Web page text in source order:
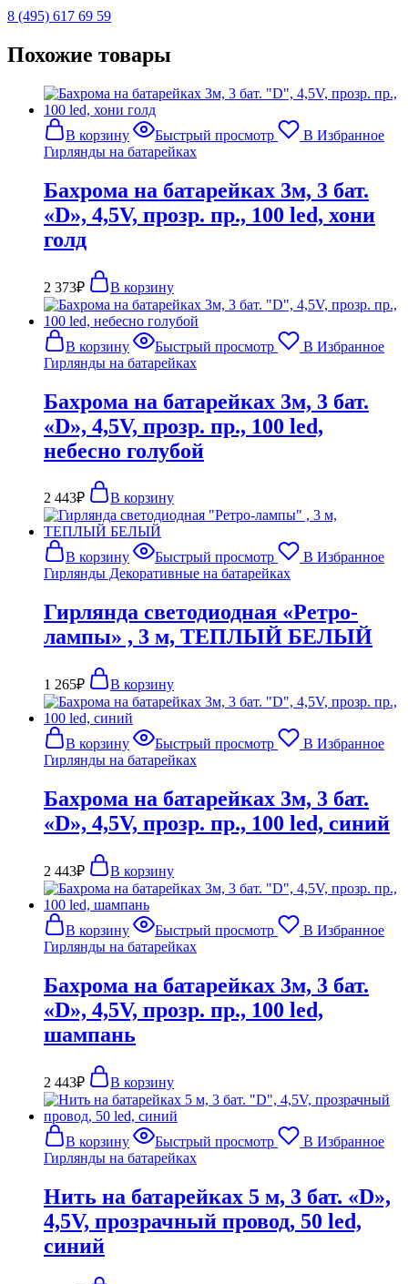
8 (495) 617 69 59
Похожие товары
В корзину Быстрый просмотр
В Избранное
Гирлянды на батарейках
Бахрома на батарейках 3м, 3 бат.
«D», 4,5V, прозр. пр., 100 led, хони
голд
2 373₽ В корзину
В корзину Быстрый просмотр
В Избранное
Гирлянды на батарейках
Бахрома на батарейках 3м, 3 бат.
«D», 4,5V, прозр. пр., 100 led,
небесно голубой
2 443₽ В корзину
В корзину Быстрый просмотр
В Избранное
Гирлянды Декоративные на батарейках
Гирлянда светодиодная «Ретро-
лампы» , 3 м, ТЕПЛЫЙ БЕЛЫЙ
1 265₽ В корзину
В корзину Быстрый просмотр
В Избранное
Гирлянды на батарейках
Бахрома на батарейках 3м, 3 бат.
«D», 4,5V, прозр. пр., 100 led, синий
2 443₽ В корзину
В корзину Быстрый просмотр
В Избранное
Гирлянды на батарейках
Бахрома на батарейках 3м, 3 бат.
«D», 4,5V, прозр. пр., 100 led,
шампань
2 443₽ В корзину
В корзину Быстрый просмотр
В Избранное
Гирлянды на батарейках
Нить на батарейках 5 м, 3 бат. «D»,
4,5V, прозрачный провод, 50 led,
синий